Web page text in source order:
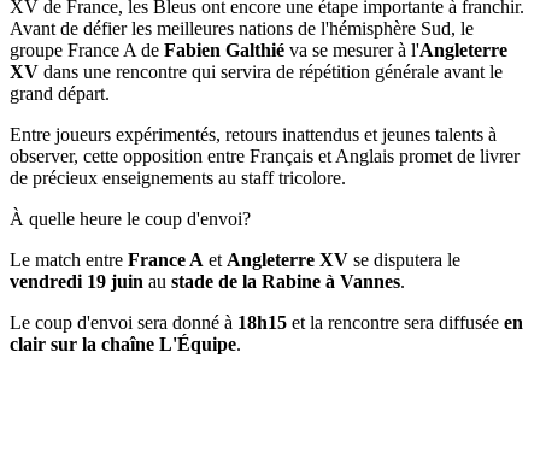
XV de France, les Bleus ont encore une étape importante à franchir.
Avant de défier les meilleures nations de l'hémisphère Sud, le
groupe France A de Fabien Galthié va se mesurer à l'Angleterre
XV dans une rencontre qui servira de répétition générale avant le
grand départ.
Entre joueurs expérimentés, retours inattendus et jeunes talents à
observer, cette opposition entre Français et Anglais promet de livrer
de précieux enseignements au staff tricolore.
À quelle heure le coup d'envoi?
Le match entre France A et Angleterre XV se disputera le
vendredi 19 juin au stade de la Rabine à Vannes.
Le coup d'envoi sera donné à 18h15 et la rencontre sera diffusée en
clair sur la chaîne L'Équipe.